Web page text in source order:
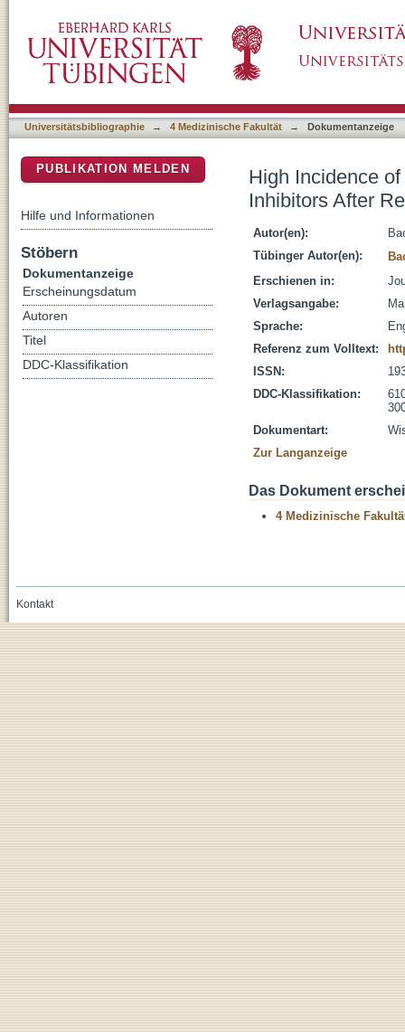
Universitätsbibliographie → 4 Medizinische Fakultät → Dokumentanzeige
High Incidence
Inhibitors After
Autor(en):
Tübinger Autor(en):
Erschienen in:
Verlagsangabe:
Sprache:
Referenz zum Volltext:
ISSN:
DDC-Klassifikation:
Dokumentart:
Zur Langanzeige
Das Dokument
4 Medizinische
PUBLIKATION MELDEN
Hilfe und Informationen
Stöbern
Dokumentanzeige
Erscheinungsdatum
Autoren
Titel
DDC-Klassifikation
Kontakt